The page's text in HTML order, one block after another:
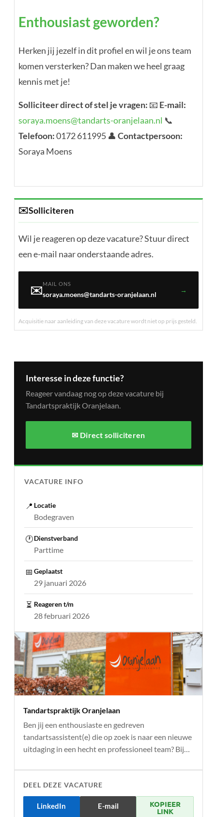
Enthousiast geworden?
Herken jij jezelf in dit profiel en wil je ons team
komen versterken? Dan maken we heel graag
kennis met je!
Solliciteer direct of stel je vragen: 📧 E-mail:
soraya.moens@tandarts-oranjelaan.nl 📞
Telefoon:0172 611995 👤 Contactpersoon:
Soraya Moens
✉️Solliciteren
Wil je reageren op deze vacature? Stuur direct
een e-mail naar onderstaande adres.
✉️MAIL ONS
soraya.moens@tandarts-oranjelaan.nl
→
Acquisitie naar aanleiding van deze vacature wordt niet op prijs gesteld.
Interesse in deze functie?
Reageer vandaag nog op deze vacature bij
Tandartspraktijk Oranjelaan.
✉ Direct solliciteren
VACATURE INFO
📍 Locatie
Bodegraven
🕐Dienstverband
Parttime
📅 Geplaatst
29 januari 2026
⏳ Reageren t/m
28 februari 2026
Tandartspraktijk Oranjelaan
Ben jij een enthousiaste en gedreven
tandartsassistent(e) die op zoek is naar een nieuwe
uitdaging in een hecht en professioneel team? Bij…
DEEL DEZE VACATURE
LinkedIn E-mail KOPIEER
LINK